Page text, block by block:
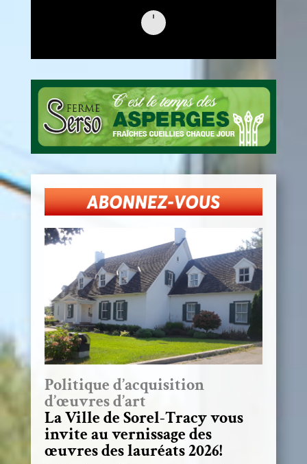
Politique d’acquisition
d’œuvres d’art
La Ville de Sorel-Tracy vous
invite au vernissage des
œuvres des lauréats 2026!